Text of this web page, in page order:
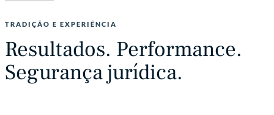
TRADIÇÃO E EXPERIÊNCIA
Resultados. Performance.
Segurança jurídica.